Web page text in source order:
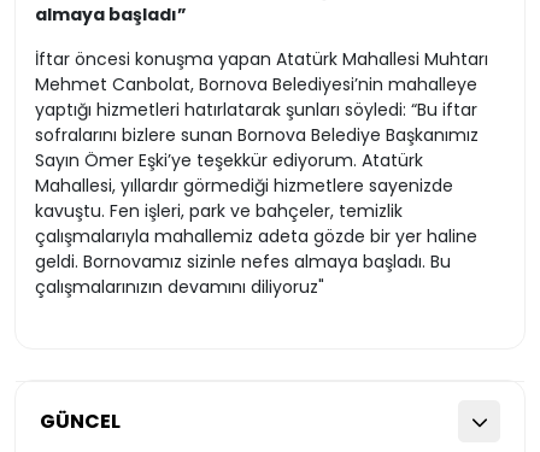
GÜNCEL
almaya başladı”
İftar öncesi konuşma yapan Atatürk Mahallesi Muhtarı
Mehmet Canbolat, Bornova Belediyesi’nin mahalleye
yaptığı hizmetleri hatırlatarak şunları söyledi: “Bu iftar
sofralarını bizlere sunan Bornova Belediye Başkanımız
Sayın Ömer Eşki’ye teşekkür ediyorum. Atatürk
Mahallesi, yıllardır görmediği hizmetlere sayenizde
kavuştu. Fen işleri, park ve bahçeler, temizlik
çalışmalarıyla mahallemiz adeta gözde bir yer haline
geldi. Bornovamız sizinle nefes almaya başladı. Bu
çalışmalarınızın devamını diliyoruz"